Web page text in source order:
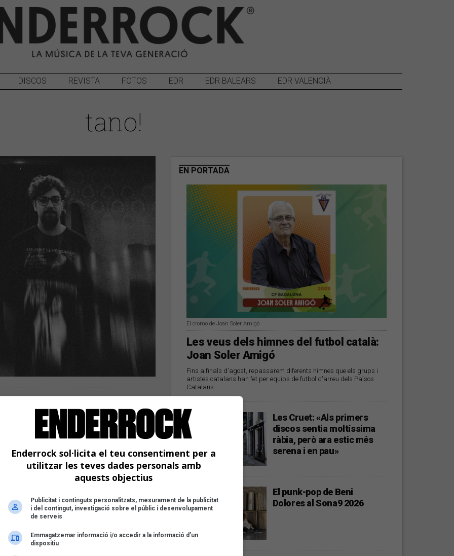
DISCOS REVISTA FOTOS EDR EDR BALEARS EDR VALENCIÀ
tano!
de la discòrdia'
dues dates del Tano! Fest, un petit
6 de juny a l'Estraperlo de Badalona i a
Subterranean, Assot o Saïm, entre altres
EN PORTADA
El cromo de Joan Soler Amigó
Les veus dels himnes del futbol català:
Joan Soler Amigó
Fins a finals d'agost, repassarem diferents himnes que els grups i
artistes catalans han fet per equips de futbol d'arreu dels Països
Catalans
Les Cruet: «Als primers
discos sentia moltíssima
ràbia, però ara estic més
serena i en pau»
El punk-pop de Beni
Dolores al Sona9 2026
Enderrock sol·licita el teu consentiment per a
utilitzar les teves dades personals amb
aquests objectius
Publicitat i continguts personalitzats, mesurament de la publicitat
i del contingut, investigació sobre el públic i desenvolupament
de serveis
Emmagatzemar informació i/o accedir a la informació d’un
dispositiu